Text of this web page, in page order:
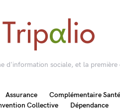
d'information sociale, et la première
Assurance
Complémentaire Santé
Collective
Dépendance